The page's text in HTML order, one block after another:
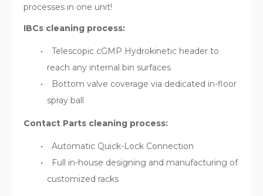
processes in one unit!
IBCs cleaning process:
Telescopic cGMP Hydrokinetic header to
reach any internal bin surfaces
Bottom valve coverage via dedicated in-floor
spray ball
Contact Parts cleaning process:
Automatic Quick-Lock Connection
Full in-house designing and manufacturing of
customized racks